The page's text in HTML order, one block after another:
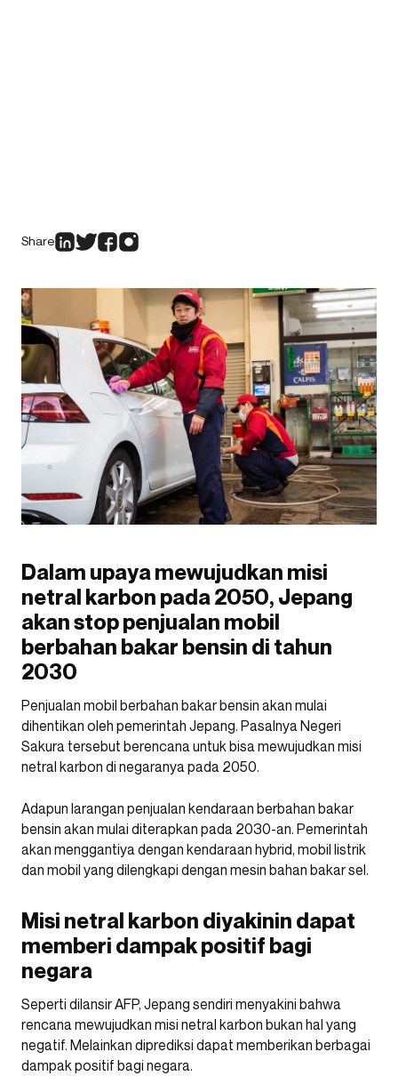
Share
Dalam upaya mewujudkan misi
netral karbon pada 2050, Jepang
akan stop penjualan mobil
berbahan bakar bensin di tahun
2030
Penjualan mobil berbahan bakar bensin akan mulai
dihentikan oleh pemerintah Jepang. Pasalnya Negeri
Sakura tersebut berencana untuk bisa mewujudkan misi
netral karbon di negaranya pada 2050.
Adapun larangan penjualan kendaraan berbahan bakar
bensin akan mulai diterapkan pada 2030-an. Pemerintah
akan menggantiya dengan kendaraan hybrid, mobil listrik
dan mobil yang dilengkapi dengan mesin bahan bakar sel.
Misi netral karbon diyakinin dapat
memberi dampak positif bagi
negara
Seperti dilansir AFP, Jepang sendiri menyakini bahwa
rencana mewujudkan misi netral karbon bukan hal yang
negatif. Melainkan diprediksi dapat memberikan berbagai
dampak positif bagi negara.